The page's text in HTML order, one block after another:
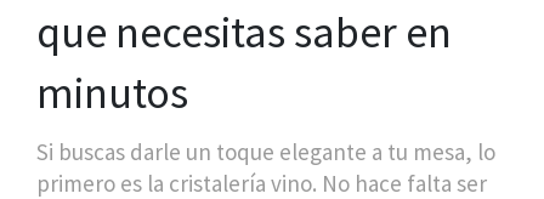
que necesitas saber en
minutos
Si buscas darle un toque elegante a tu mesa, lo
primero es la cristalería vino. No hace falta ser